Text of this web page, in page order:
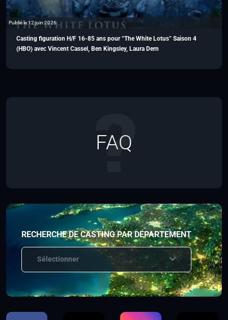
Publié le 12 juin 2026
Casting figuration H/F 16-85 ans pour “The White Lotus” Saison 4
(HBO) avec Vincent Cassel, Ben Kingsley, Laura Dern
FAQ
RECHERCHE DE CASTING PAR DÉPARTEMENT
Sélectionner